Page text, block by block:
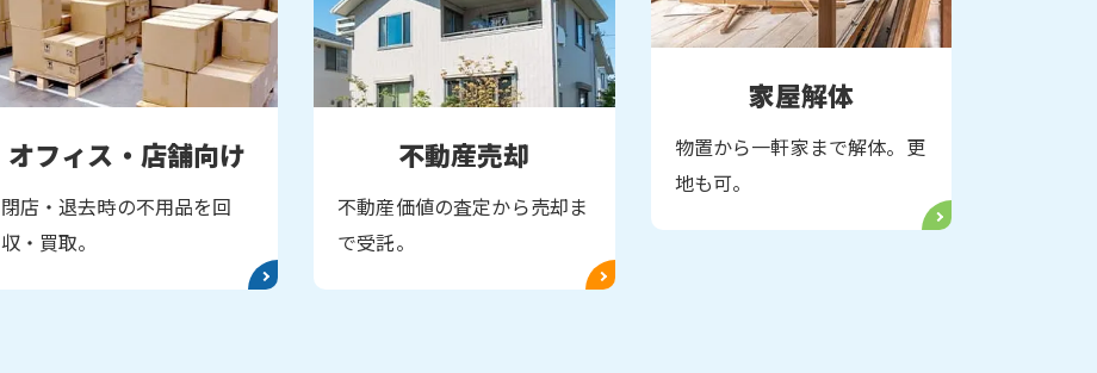
オフィス・ 店舗向け
閉店・退去時の不用品を回
収・買取。
不動産売却
不動産価値の査定から売却ま
で受託。
家屋解体
物置から一軒家まで解体。更
地も可。